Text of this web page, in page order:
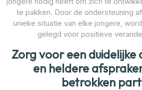
te pakken. Door de ondersteuning
unieke situatie van elke jongere,
gelegd voor positieve
Zorg voor een duidelijke
en heldere
betrokken